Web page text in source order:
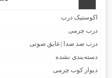
اکوستیک درب
درب چرمی
درب ضد صدا |عایق صوتی
دسته‌بندی نشده
دیوار کوب چرمی